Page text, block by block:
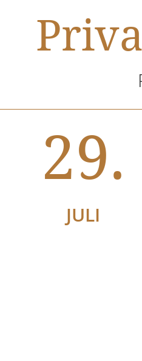
29.
JULI